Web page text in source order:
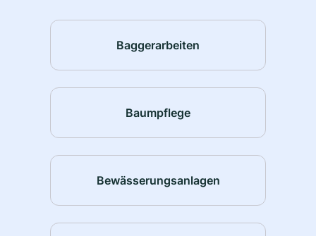
Baggerarbeiten
Baumpflege
Bewässerungsanlagen